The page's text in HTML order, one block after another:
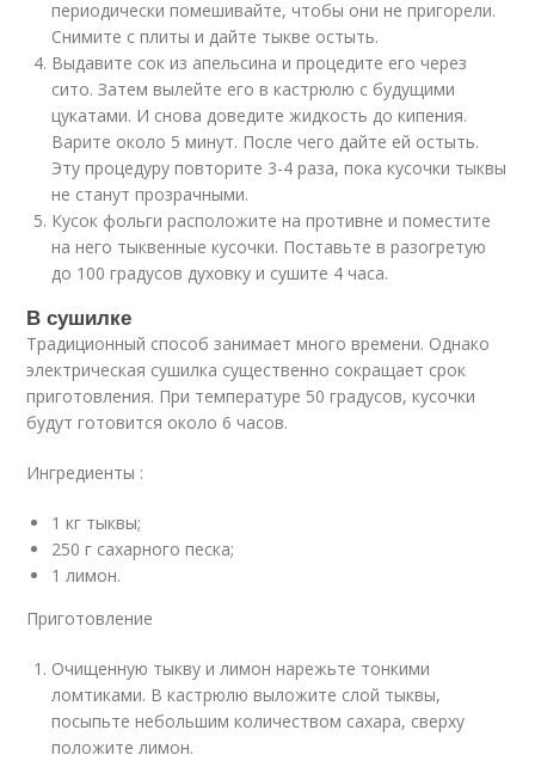
периодически помешивайте, чтобы они не пригорели.
Снимите с плиты и дайте тыкве остыть.
Выдавите сок из апельсина и процедите его через
сито. Затем вылейте его в кастрюлю с будущими
цукатами. И снова доведите жидкость до кипения.
Варите около 5 минут. После чего дайте ей остыть.
Эту процедуру повторите 3-4 раза, пока кусочки тыквы
не станут прозрачными.
Кусок фольги расположите на противне и поместите
на него тыквенные кусочки. Поставьте в разогретую
до 100 градусов духовку и сушите 4 часа.
В сушилке
Традиционный способ занимает много времени. Однако
электрическая сушилка существенно сокращает срок
приготовления. При температуре 50 градусов, кусочки
будут готовится около 6 часов.
Ингредиенты :
1 кг тыквы;
250 г сахарного песка;
1 лимон.
Приготовление
Очищенную тыкву и лимон нарежьте тонкими
ломтиками. В кастрюлю выложите слой тыквы,
посыпьте небольшим количеством сахара, сверху
положите лимон.